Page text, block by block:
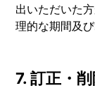
出いただいた
理的な期間及
7. 訂正・